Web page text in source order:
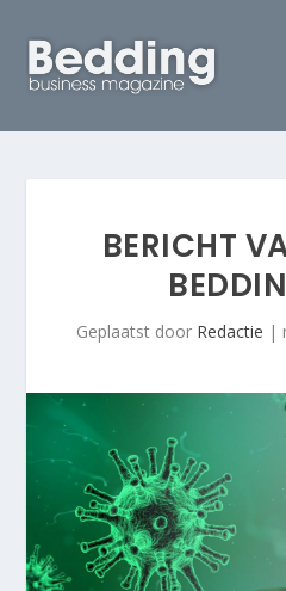
BERICHT
Geplaatst door Redactie |